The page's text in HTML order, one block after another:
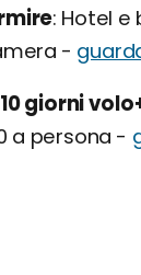
Hotel e
-
giorni
a persona -